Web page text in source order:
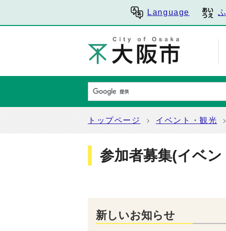
Language
トップページ イベント・観光
参加者募集(イベン
新しいお知らせ